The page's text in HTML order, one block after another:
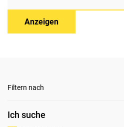
Anzeigen
Filtern nach
Ich suche